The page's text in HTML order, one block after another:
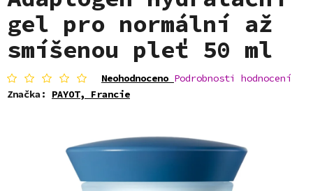
gel pro normální až
smíšenou pleť 50 ml
Průměrné
hodnocení
produktu
z
5
Neohodnoceno Podrobnosti hodnocení
Značka: PAYOT, Francie